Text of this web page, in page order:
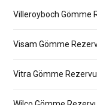
Villeroyboch Gömme
Visam Gömme
Vitra Gömme